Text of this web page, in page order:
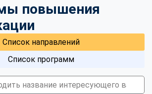
повышения
Список направлений
Список программ